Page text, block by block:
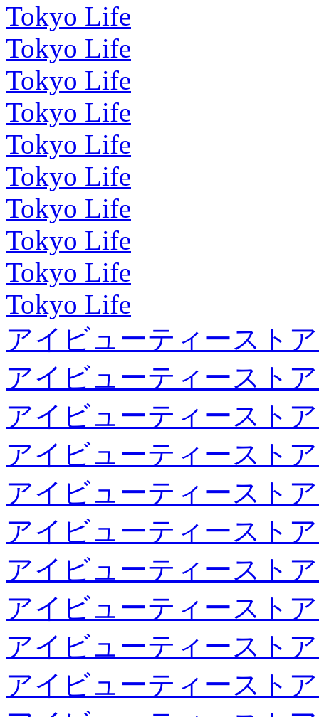
Tokyo Life
Tokyo Life
Tokyo Life
Tokyo Life
Tokyo Life
Tokyo Life
Tokyo Life
Tokyo Life
Tokyo Life
Tokyo Life
アイビューティースト
アイビューティースト
アイビューティースト
アイビューティースト
アイビューティースト
アイビューティースト
アイビューティースト
アイビューティースト
アイビューティースト
アイビューティースト